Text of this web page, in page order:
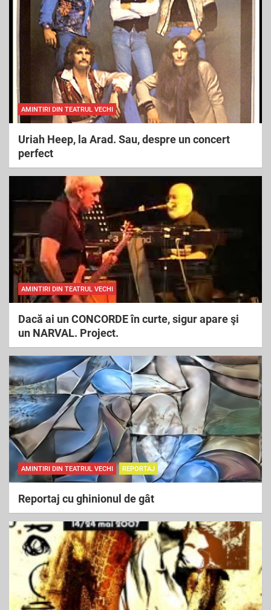
AMINTIRI DIN TEATRUL VECHI
Uriah Heep, la Arad. Sau, despre un concert
perfect
AMINTIRI DIN TEATRUL VECHI
Dacă ai un CONCORDE în curte, sigur apare şi
un NARVAL. Project.
AMINTIRI DIN TEATRUL VECHI REPORTAJ
Reportaj cu ghinionul de gât